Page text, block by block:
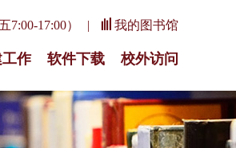
7:00-17:00） 我的图书馆
作 软件下载 校外访问